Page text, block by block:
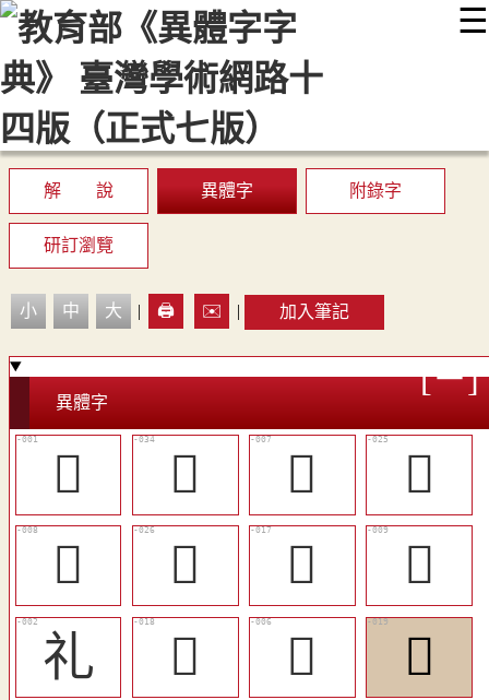
☰
::: 最新消息 常見問題 編輯說明
顯示模式
網站導覽
解 說 異體字 附錄字
研訂瀏覽
小 中 大 | 🖨️ ✉️ | 加入筆記
異體字
𠃞 󰈓 󴆏
󴆝
𤔑
󴆞 󴆕
𥘆
礼
󴆖 𥘍
󴆗